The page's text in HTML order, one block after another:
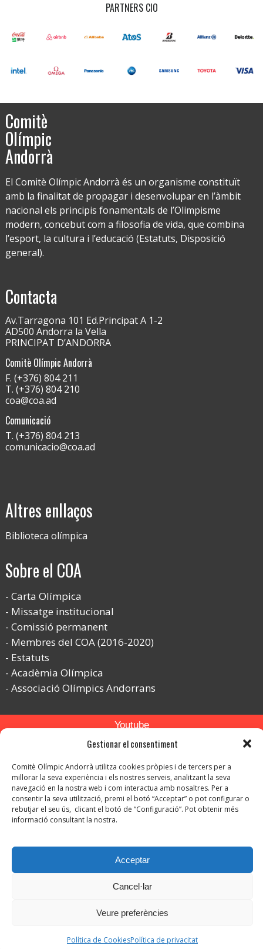
Gestionar el consentiment
Comitè Olímpic Andorrà utilitza cookies pròpies i de tercers per a
millorar la seva experiència i els nostres serveis, analitzant la seva
navegació en la nostra web i com interactua amb nosaltres. Per a
consentir la seva utilització, premi el botó “Acceptar” o pot configurar o
rebutjar el seu ús, clicant el botó de “Configuració”. Pot obtenir més
informació consultant la nostra.
Acceptar
Cancel·lar
Veure preferències
Política de CookiesPolítica de privacitat
PARTNERS CIO
Comitè
Olímpic
Andorrà
El Comitè Olímpic Andorrà és un organisme constituït
amb la finalitat de propagar i desenvolupar en l’àmbit
nacional els principis fonamentals de l’Olimpisme
modern, concebut com a filosofia de vida, que combina
l’esport, la cultura i l’educació (Estatuts, Disposició
general).
Contacta
Av.Tarragona 101 Ed.Principat A 1-2
AD500 Andorra la Vella
PRINCIPAT D’ANDORRA
Comitè Olímpic Andorrà
F. (+376) 804 211
T. (+376) 804 210
coa@coa.ad
Comunicació
T. (+376) 804 213
comunicacio@coa.ad
Altres enllaços
Biblioteca olímpica
Sobre el COA
Carta Olímpica
Missatge institucional
Comissió permanent
Membres del COA (2016-2020)
Estatuts
Acadèmia Olímpica
Associació Olímpics Andorrans
Youtube
Flickr
Instagram
Avís legal-
Política de privacitat
Política de Cookies